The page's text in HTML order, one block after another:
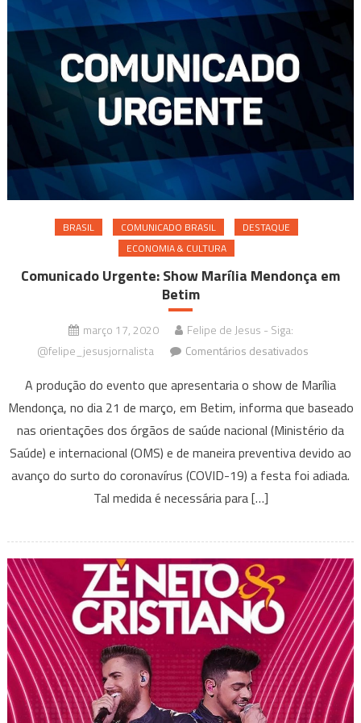
a
20
novembro
BRASIL COMUNICADO BRASIL
DESTAQUE
ECONOMIA & CULTURA
Comunicado Urgente: Show Marília Mendonça em
Betim
março 17, 2020
Felipe de Jesus - Siga:
@felipe_jesusjornalista
Comentários desativadosem
Urgente:
Show
Marília
Mendonça
em
A produção do evento que apresentaria o show de Marília
Mendonça, no dia 21 de março, em Betim, informa que baseado
nas orientações dos órgãos de saúde nacional (Ministério da
Saúde) e internacional (OMS) e de maneira preventiva devido ao
avanço do surto do coronavírus (COVID-19) a festa foi adiada.
Tal medida é necessária para […]